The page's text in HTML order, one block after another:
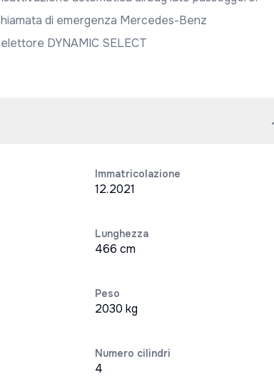
Chiamata di emergenza Mercedes-Benz
Selettore DYNAMIC SELECT
Immatricolazione
12.2021
Lunghezza
466 cm
Peso
2030 kg
Numero cilindri
4